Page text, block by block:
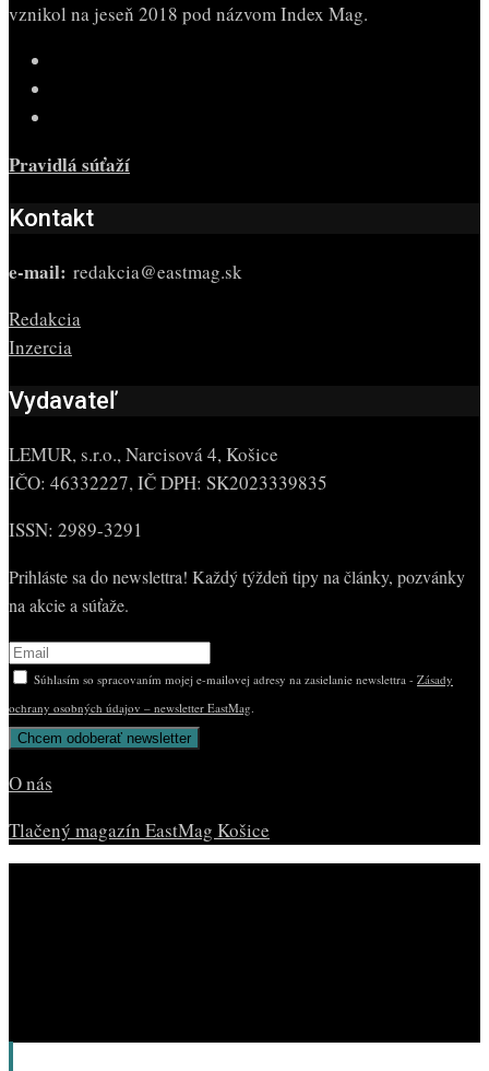
vznikol na jeseň 2018 pod názvom Index Mag.
Pravidlá súťaží
Kontakt
e-mail: redakcia@eastmag.sk
Redakcia
Inzercia
Vydavateľ
LEMUR, s.r.o., Narcisová 4, Košice
IČO: 46332227, IČ DPH: SK2023339835
ISSN: 2989-3291
Prihláste sa do newslettra! Každý týždeň tipy na články, pozvánky
na akcie a súťaže.
Súhlasím so spracovaním mojej e-mailovej adresy na zasielanie newslettra - Zásady
ochrany osobných údajov – newsletter EastMag.
O nás
Tlačený magazín EastMag Košice